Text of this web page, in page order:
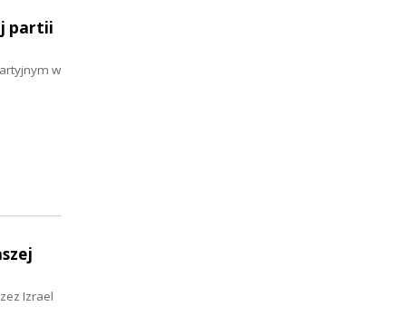
partii
w
Izrael